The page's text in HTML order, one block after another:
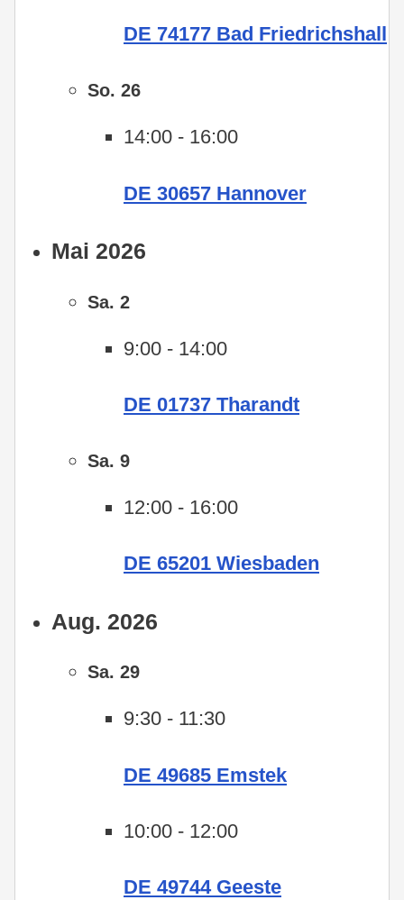
DE 74177 Bad Friedrichshall
So. 26
14:00 - 16:00
DE 30657 Hannover
Mai 2026
Sa. 2
9:00 - 14:00
DE 01737 Tharandt
Sa. 9
12:00 - 16:00
DE 65201 Wiesbaden
Aug. 2026
Sa. 29
9:30 - 11:30
DE 49685 Emstek
10:00 - 12:00
DE 49744 Geeste